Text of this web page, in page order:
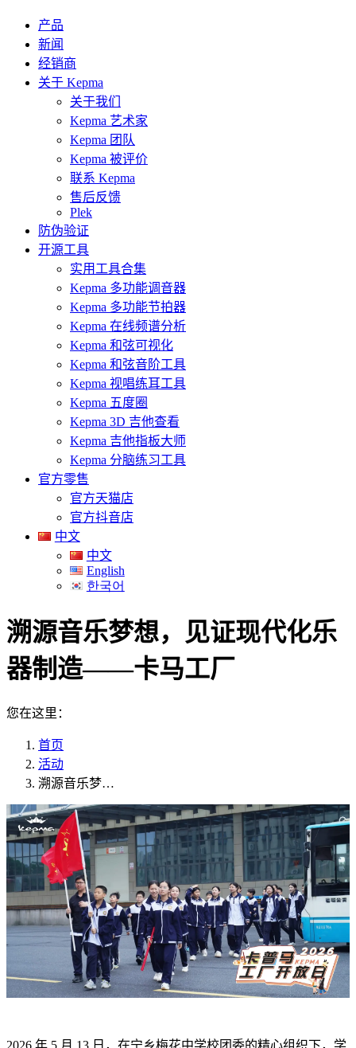
产品
新闻
经销商
关于 Kepma
关于我们
Kepma 艺术家
Kepma 团队
Kepma 被评价
联系 Kepma
售后反馈
Plek
防伪验证
开源工具
实用工具合集
Kepma 多功能调音器
Kepma 多功能节拍器
Kepma 在线频谱分析
Kepma 和弦可视化
Kepma 和弦音阶工具
Kepma 视唱练耳工具
Kepma 五度圈
Kepma 3D 吉他查看
Kepma 吉他指板大师
Kepma 分脑练习工具
官方零售
官方天猫店
官方抖音店
中文
中文
English
한국어
溯源音乐梦想，见证现代化乐
器制造——卡马工厂
您在这里：
首页
活动
溯源音乐梦…
2026 年 5 月 13 日，在宁乡梅花中学校团委的精心组织下，学